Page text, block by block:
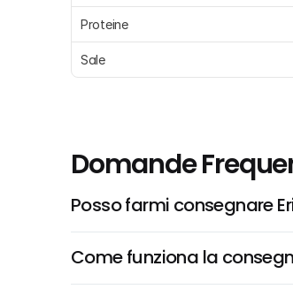
Proteine
Sale
Domande
Posso farmi consegnare
Come funziona la